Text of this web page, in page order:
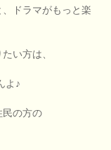
ドラマがもっと楽
い方は、
よ♪
民の方の